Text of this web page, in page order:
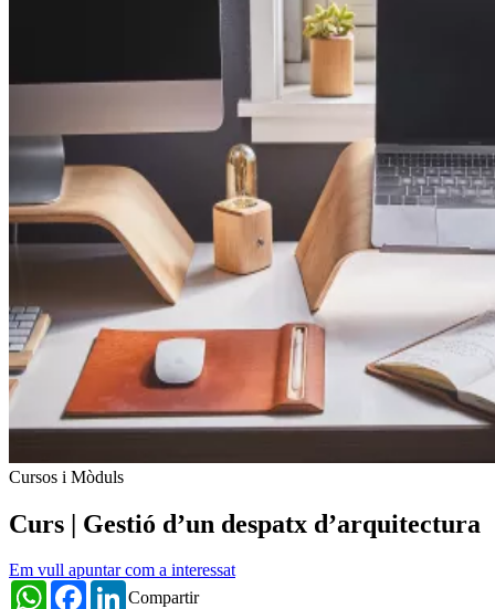
Cursos i Mòduls
Curs | Gestió d’un despatx d’arquitectura
Em vull apuntar com a interessat
Compartir
WhatsAppFacebookLinkedIn